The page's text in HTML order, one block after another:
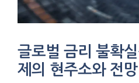
글로벌 금리 불확
제의 현주소와 전망